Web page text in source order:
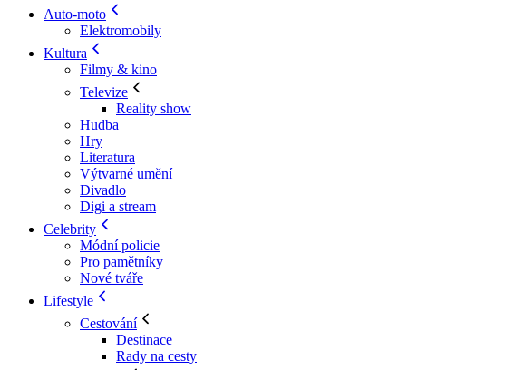
Auto-moto
Elektromobily
Kultura
Filmy & kino
Televize
Reality show
Hudba
Hry
Literatura
Výtvarné umění
Divadlo
Digi a stream
Celebrity
Módní policie
Pro pamětníky
Nové tváře
Lifestyle
Cestování
Destinace
Rady na cesty